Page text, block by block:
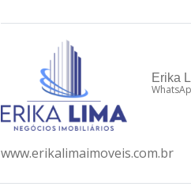
Erika
www.erikalimaimoveis.com.br